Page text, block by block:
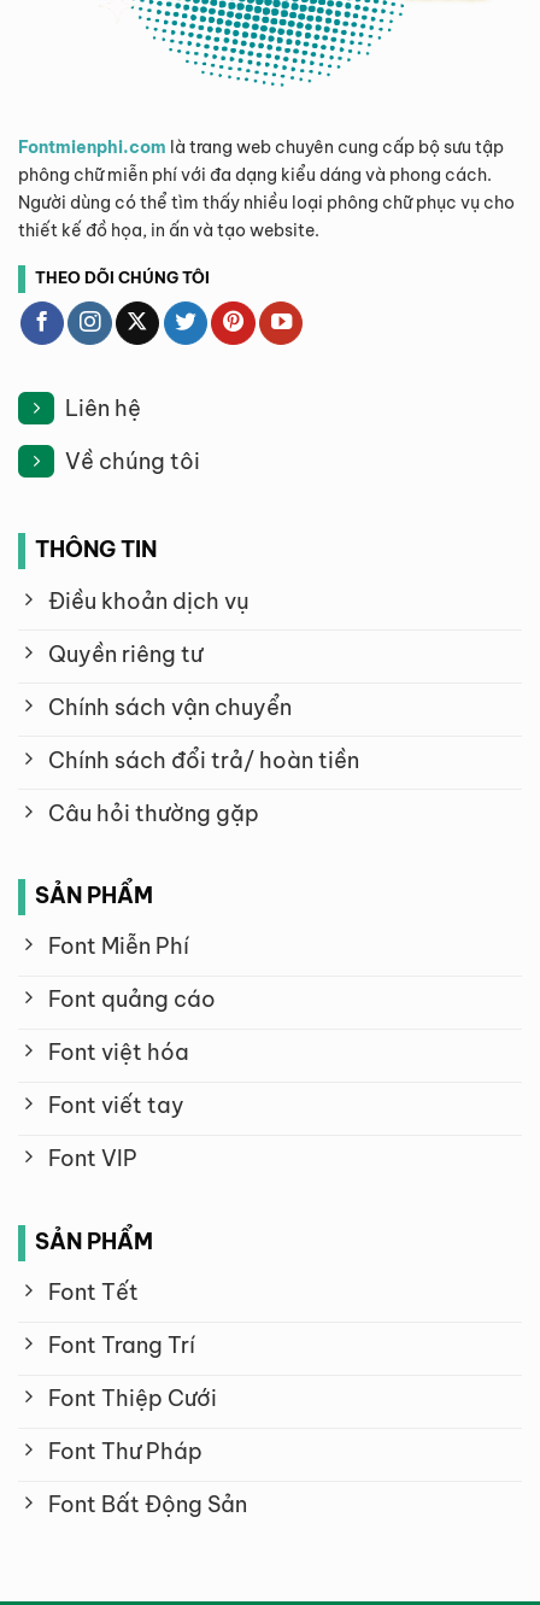
Fontmienphi.com là trang web chuyên cung cấp bộ sưu tập
phông chữ miễn phí với đa dạng kiểu dáng và phong cách.
Người dùng có thể tìm thấy nhiều loại phông chữ phục vụ cho
thiết kế đồ họa, in ấn và tạo website.
THEO DÕI CHÚNG TÔI
Liên hệ
Về chúng tôi
THÔNG TIN
Điều khoản dịch vụ
Quyền riêng tư
Chính sách vận chuyển
Chính sách đổi trả/ hoàn tiền
Câu hỏi thường gặp
SẢN PHẨM
Font Miễn Phí
Font quảng cáo
Font việt hóa
Font viết tay
Font VIP
SẢN PHẨM
Font Tết
Font Trang Trí
Font Thiệp Cưới
Font Thư Pháp
Font Bất Động Sản